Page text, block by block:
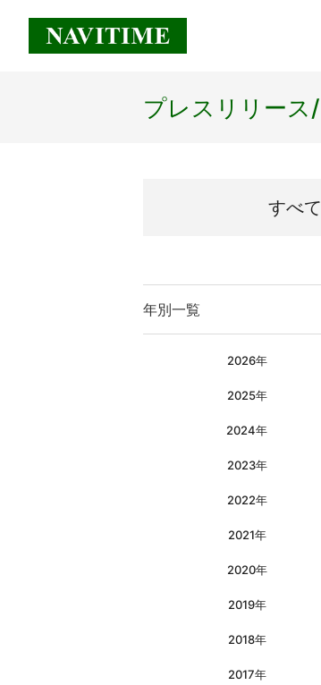
プレスリリース/
すべて
年別一覧
2026年
2025年
2024年
2023年
2022年
2021年
2020年
2019年
2018年
2017年